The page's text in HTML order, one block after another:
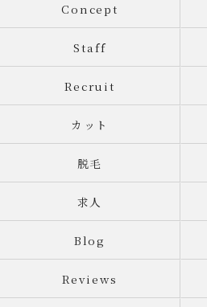
Concept
Staff
Recruit
カット
脱毛
求人
Blog
Reviews